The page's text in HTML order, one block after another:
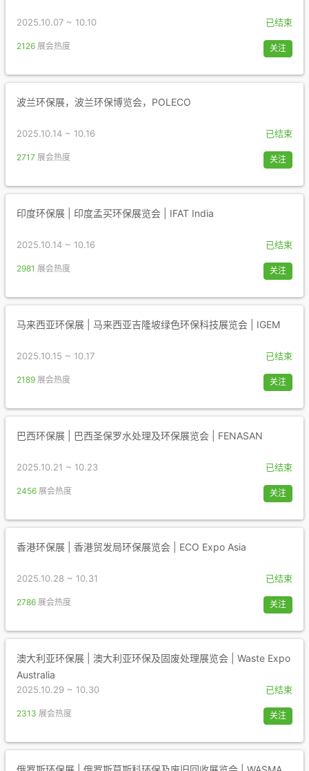
2025.10.07 ~ 10.10 已结束
2126 展会热度 关注
波兰环保展，波兰环保博览会，POLECO
2025.10.14 ~ 10.16 已结束
2717 展会热度 关注
印度环保展 | 印度孟买环保展览会 | IFAT India
2025.10.14 ~ 10.16 已结束
2981 展会热度 关注
马来西亚环保展 | 马来西亚吉隆坡绿色环保科技展览会 | IGEM
2025.10.15 ~ 10.17 已结束
2189 展会热度 关注
巴西环保展 | 巴西圣保罗水处理及环保展览会 | FENASAN
2025.10.21 ~ 10.23 已结束
2456 展会热度 关注
香港环保展 | 香港贸发局环保展览会 | ECO Expo Asia
2025.10.28 ~ 10.31 已结束
2786 展会热度 关注
澳大利亚环保展 | 澳大利亚环保及固废处理展览会 | Waste Expo
Australia
2025.10.29 ~ 10.30 已结束
2313 展会热度 关注